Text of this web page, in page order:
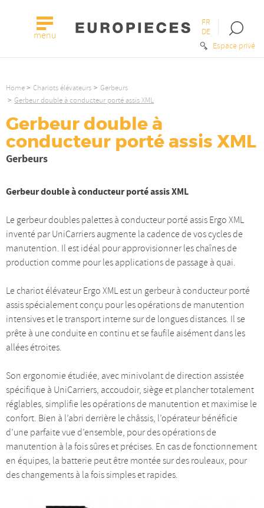
menu
Espace privé
FR
DE
Open
the
Home Chariots élévateurs
Gerbeurs
Gerbeur double à conducteur porté assis XML
Gerbeur double à
conducteur porté assis XML
Gerbeurs
Gerbeur double à conducteur porté assis XML
Le gerbeur doubles palettes à conducteur porté assis Ergo XML
inventé par UniCarriers augmente la cadence de vos cycles de
manutention. Il est idéal pour approvisionner les chaînes de
production comme pour les applications de passage à quai.
Le chariot élévateur Ergo XML est un gerbeur à conducteur porté
assis spécialement conçu pour les opérations de manutention
intensives et le transport interne sur de longues distances. Il se
prête à une conduite en continu et se faufile aisément dans les
allées étroites.
Son ergonomie étudiée, avec minivolant de direction assistée
spécifique à UniCarriers, accoudoir, siège et plancher totalement
réglables, simplifie les opérations de manutention et maximise le
confort. Bien à l’abri derrière le châssis, l’opérateur bénéficie
d’une parfaite vue d’ensemble, pour des opérations de
manutention à la fois sûres et précises. En cas de fonctionnement
en équipes, la batterie peut être montée sur des rouleaux, pour
des changements à la fois simples et rapides.